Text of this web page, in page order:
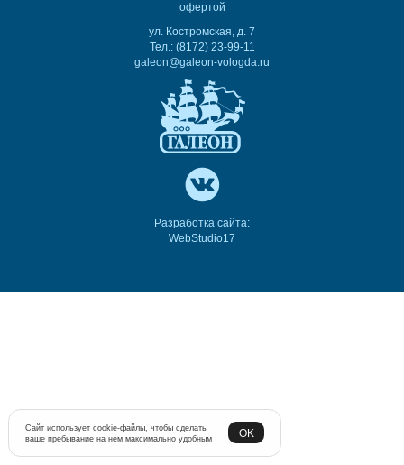
офертой
ул. Костромская, д. 7
Тел.: (8172) 23-99-11
galeon@galeon-vologda.ru
Разработка сайта:
WebStudio17
Сайт использует cookie-файлы, чтобы сделать
ваше пребывание на нем максимально удобным
OK